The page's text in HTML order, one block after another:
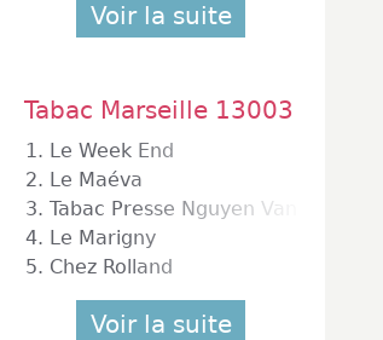
Voir la suite
Tabac Marseille 13003
1. Le Week End
2. Le Maéva
3. Tabac Presse Nguyen Van Sang
4. Le Marigny
5. Chez Rolland
Voir la suite